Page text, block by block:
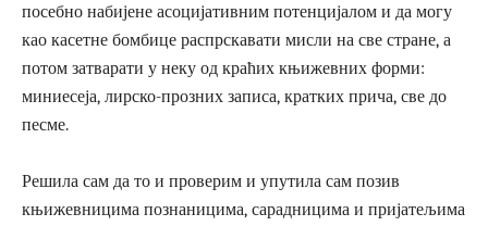
посебно набијене асоцијативним потенцијалом и да могу
као касетне бомбице распрскавати мисли на све стране, а
потом затварати у неку од краћих књижевних форми:
миниесеја, лирско-прозних записа, кратких прича, све до
песме.
Решила сам да то и проверим и упутила сам позив
књижевницима познаницима, сарадницима и пријатељима